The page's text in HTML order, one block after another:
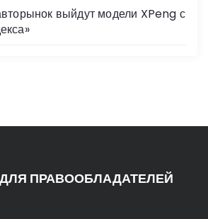
выйдут модели XPeng с
ПРАВООБЛАДАТЕЛЕЙ